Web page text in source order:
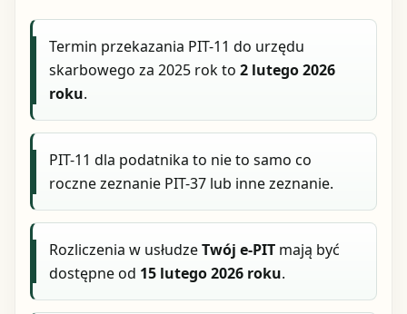
Termin przekazania PIT-11 do urzędu
skarbowego za 2025 rok to2 lutego 2026
roku.
PIT-11 dla podatnika to nie to samo co
roczne zeznanie PIT-37 lub inne zeznanie.
Rozliczenia w usłudzeTwój e-PIT mają być
dostępne od 15 lutego 2026 roku.